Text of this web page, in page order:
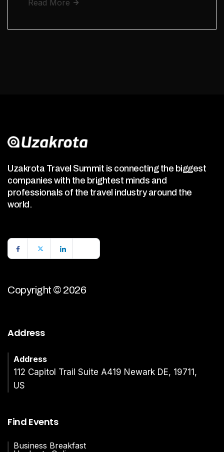
Read More
Uzakrota Travel Summit is connecting the biggest
companies with the brightest minds and
professionals of the travel industry around the
world.
Copyright © 2026
Address
Address
112 Capitol Trail Suite A419 Newark DE, 19711,
US
Find Events
Business Breakfast